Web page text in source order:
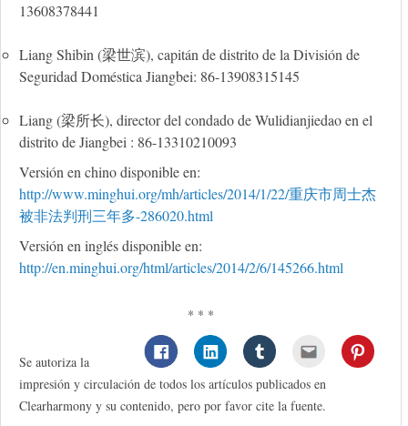
13608378441
Liang Shibin (梁世滨), capitán de distrito de la División de
Seguridad Doméstica Jiangbei: 86-13908315145
Liang (梁所长), director del condado de Wulidianjiedao en el
distrito de Jiangbei : 86-13310210093
Versión en chino disponible en:
http://www.minghui.org/mh/articles/2014/1/22/重庆市周士杰
被非法判刑三年多-286020.html
Versión en inglés disponible en:
http://en.minghui.org/html/articles/2014/2/6/145266.html
* * *
Se autoriza la
impresión y circulación de todos los artículos publicados en
Clearharmony y su contenido, pero por favor cite la fuente.